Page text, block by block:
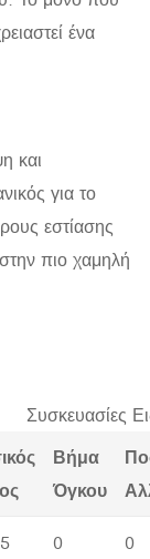
ένα
και
για το
εστίασης
πιο χαμηλή
Συσκευασίες
Βήμα
Όγκου
0 0